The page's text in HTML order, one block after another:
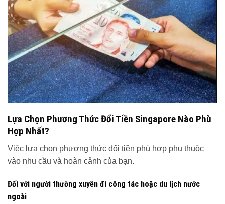
Lựa Chọn Phương Thức Đổi Tiền Singapore Nào Phù
Hợp Nhất?
Việc lựa chọn phương thức đổi tiền phù hợp phụ thuộc
vào nhu cầu và hoàn cảnh của bạn.
Đối với người thường xuyên đi công tác hoặc du lịch nước
ngoài